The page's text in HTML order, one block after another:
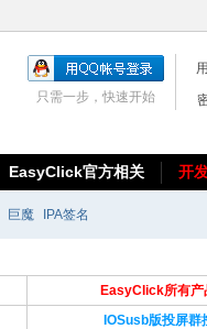
只需一步，快速开始
EasyClick官方相关
开
巨魔 IPA签名
EasyClick所有产
IOSusb版投屏群